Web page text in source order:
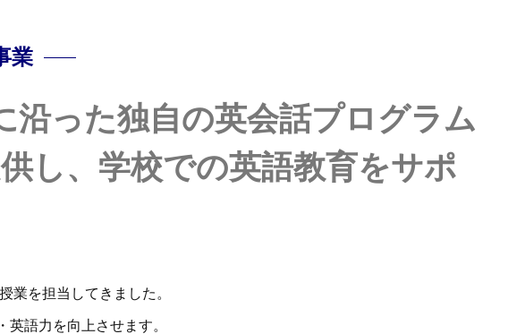
業
沿った独自の英会話プログラム
し、学校での英語教育をサポ
業を担当してきました。
語力を向上させます。